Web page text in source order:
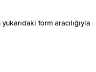
form aracılığıyla